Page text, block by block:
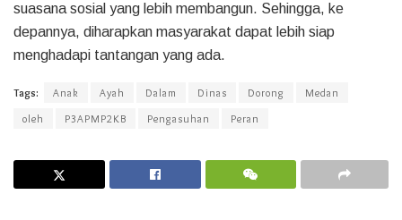
suasana sosial yang lebih membangun. Sehingga, ke
depannya, diharapkan masyarakat dapat lebih siap
menghadapi tantangan yang ada.
Tags: Anak Ayah Dalam Dinas Dorong
Medan
oleh
P3APMP2KB Pengasuhan Peran